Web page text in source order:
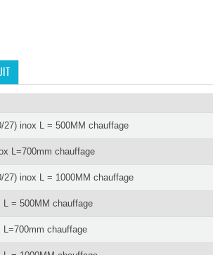
27) inox L = 500MM chauffage
L=700mm chauffage
27) inox L = 1000MM chauffage
L = 500MM chauffage
L=700mm chauffage